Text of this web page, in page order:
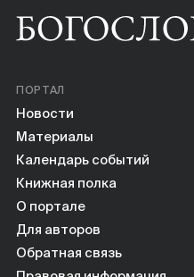
Научные
ПОРТАЛ
Новости
Материалы
Календарь событий
Книжная полка
О портале
Для авторов
Обратная связь